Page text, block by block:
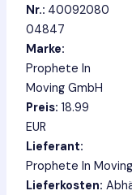
Nr.: 40092080
04847
Marke:
Prophete In
Moving GmbH
Preis: 18.99
EUR
Lieferant:
Prophete In
Lieferkosten: